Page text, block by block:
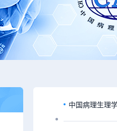
中国病理生理